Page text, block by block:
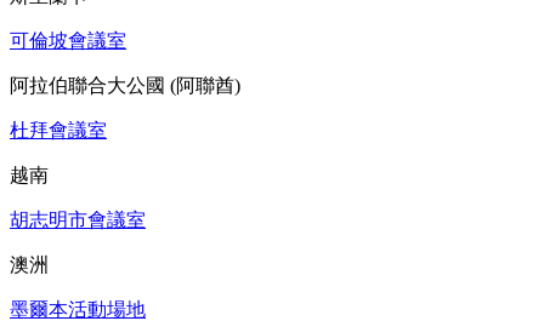
可倫坡會議室
阿拉伯聯合大公國 (阿聯酋)
杜拜會議室
越南
胡志明市會議室
澳洲
墨爾本活動場地